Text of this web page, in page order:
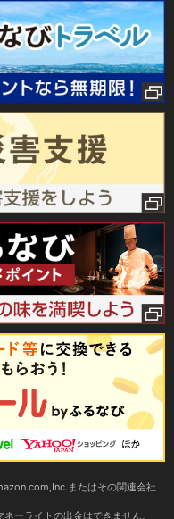
またはその関連会社
ーライトの出金はできません。